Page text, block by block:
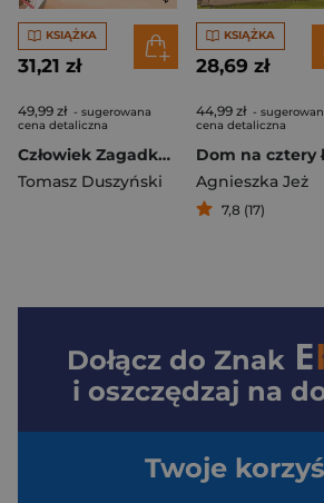
KSIĄŻKA
31,21 zł
49,99 zł - sugerowana
cena detaliczna
Człowiek Zagadka i Liga Złoczyńców. Zuza Wróbel na tropie, tom 3
Tomasz Duszyński
KSIĄŻKA
28,69 zł
44,99 zł -
cena detaliczna
Dom na cztery
Agnieszka Jeż
7,8 (17)
Dołącz do Znak
i oszczędzaj na
Twoje